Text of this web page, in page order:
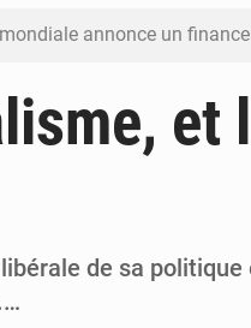
de 340 milliards FCFA pour soutenir les
à 729 milliards FCFA pour contenir les prix des
et
de sa politique